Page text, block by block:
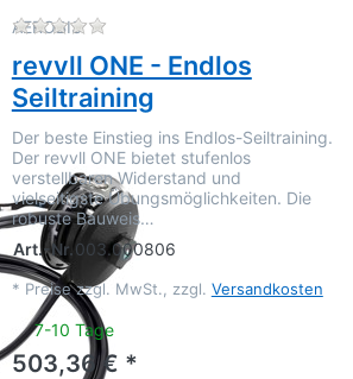
AEROBIS Zu diesem Produkt liegen
revvll ONE - Endlos
Seiltraining
Der beste Einstieg ins Endlos-Seiltraining.
Der revvll ONE bietet stufenlos
verstellbaren Widerstand und
vielseitigste Übungsmöglichkeiten. Die
robuste Bauweis…
Art.-Nr.003.000806
* Preise zzgl. MwSt., zzgl. Versandkosten
7-10 Tage
503,36 € *